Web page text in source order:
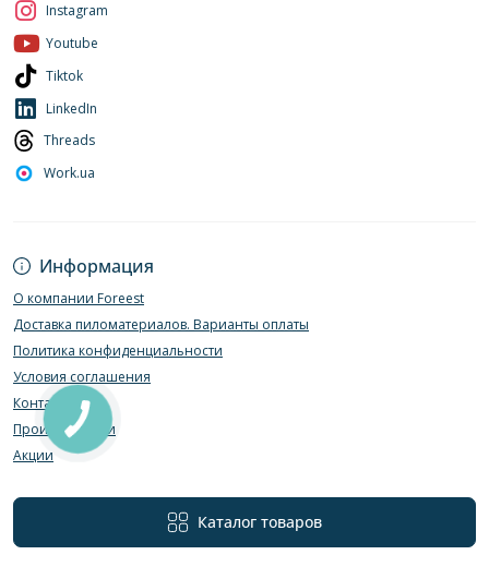
Информация
О компании Foreest
Доставка пиломатериалов. Варианты оплаты
Политика конфиденциальности
Условия соглашения
Контакты
Производители
Акции
Каталог товаров
Instagram
Youtube
Tiktok
LinkedIn
Threads
Work.ua